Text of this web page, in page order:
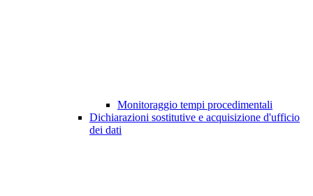
Monitoraggio tempi procedimentali
Dichiarazioni sostitutive e acquisizione d'ufficio
dei dati